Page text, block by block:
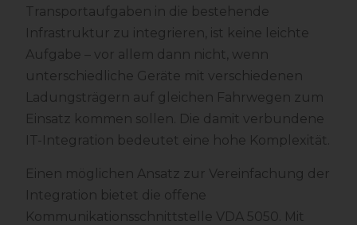
Transportaufgaben in die bestehende
Infrastruktur zu integrieren, ist keine leichte
Aufgabe – vor allem dann nicht, wenn
unterschiedliche Geräte mit verschiedenen
Ladungsträgern auf gleichen Fahrwegen zum
Einsatz kommen sollen. Die damit verbundene
IT-Integration bedeutet eine hohe Komplexität.
Einen möglichen Ansatz zur Vereinfachung der
Integration bietet die offene
Kommunikationsschnittstelle VDA 5050. Mit